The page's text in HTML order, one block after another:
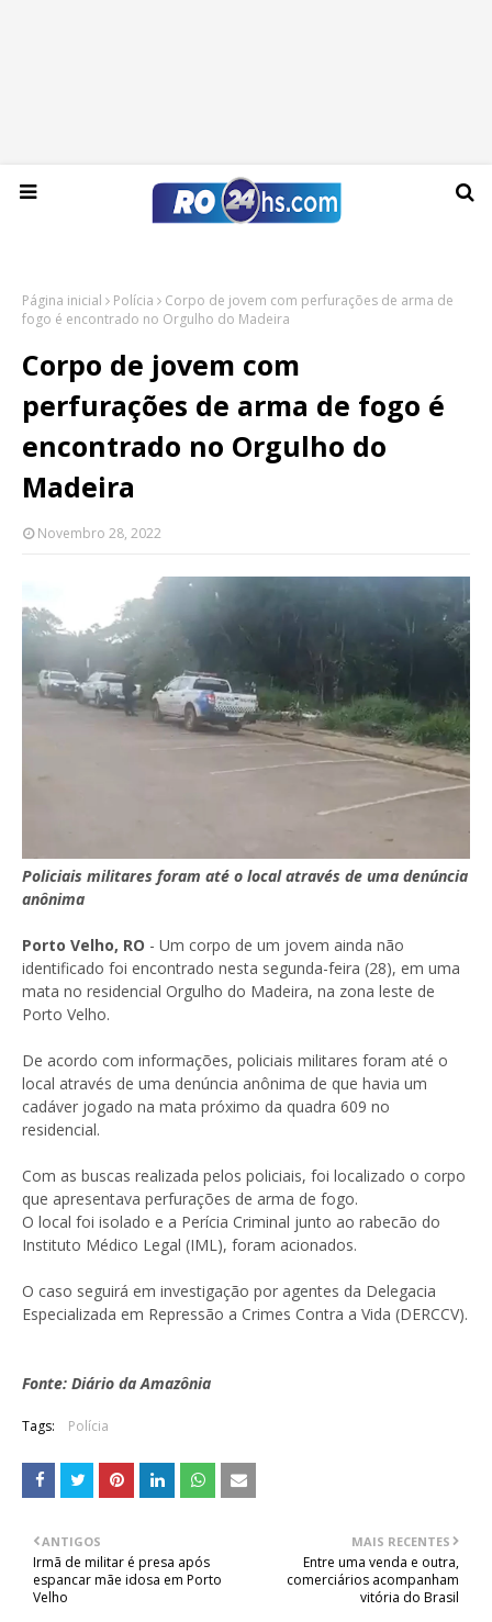
Sábado, 08 de agosto de 2026
Página inicial Polícia
Corpo de jovem com perfurações de arma de
fogo é encontrado no Orgulho do Madeira
Corpo de jovem com
perfurações de arma de fogo é
encontrado no Orgulho do
Madeira
Novembro 28, 2022
Policiais militares foram até o local através de uma denúncia
anônima
Porto Velho, RO - Um corpo de um jovem ainda não
identificado foi encontrado nesta segunda-feira (28), em uma
mata no residencial Orgulho do Madeira, na zona leste de
Porto Velho.
De acordo com informações, policiais militares foram até o
local através de uma denúncia anônima de que havia um
cadáver jogado na mata próximo da quadra 609 no
residencial.
Com as buscas realizada pelos policiais, foi localizado o corpo
que apresentava perfurações de arma de fogo.
O local foi isolado e a Perícia Criminal junto ao rabecão do
Instituto Médico Legal (IML), foram acionados.
O caso seguirá em investigação por agentes da Delegacia
Especializada em Repressão a Crimes Contra a Vida (DERCCV).
Fonte: Diário da Amazônia
Tags: Polícia
MAIS RECENTES
Entre uma venda e outra,
comerciários acompanham
vitória do Brasil
ANTIGOS
Irmã de militar é presa após
espancar mãe idosa em Porto
Velho